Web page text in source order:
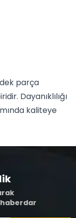
parça
Dayanıklılığı
kaliteye
haberdar